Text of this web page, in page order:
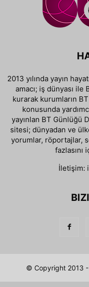
2013 yılında yayın
amacı; iş dünyası
kurarak kurumların BT
konusunda
yayınlan BT Günlüğü
sitesi; dünyadan ve
yorumlar, röportajlar,
fazlasını
İletişim:
© Copyright 2013 -